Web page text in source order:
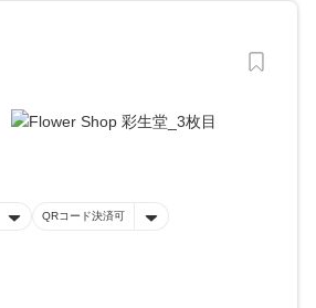
QRコード決済可